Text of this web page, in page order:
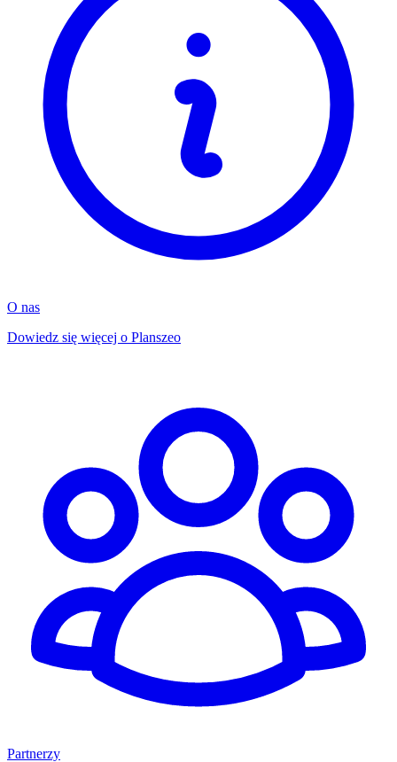
O nas
Dowiedz się więcej o Planszeo
Partnerzy